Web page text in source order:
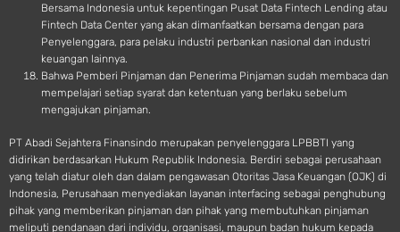
Bersama Indonesia untuk kepentingan Pusat Data Fintech Lending atau
Fintech Data Center yang akan dimanfaatkan bersama dengan para
Penyelenggara, para pelaku industri perbankan nasional dan industri
keuangan lainnya.
Bahwa Pemberi Pinjaman dan Penerima Pinjaman sudah membaca dan
mempelajari setiap syarat dan ketentuan yang berlaku sebelum
mengajukan pinjaman.
PT Abadi Sejahtera Finansindo merupakan penyelenggara LPBBTI yang
didirikan berdasarkan Hukum Republik Indonesia. Berdiri sebagai perusahaan
yang telah diatur oleh dan dalam pengawasan Otoritas Jasa Keuangan (OJK) di
Indonesia, Perusahaan menyediakan layanan interfacing sebagai penghubung
pihak yang memberikan pinjaman dan pihak yang membutuhkan pinjaman
meliputi pendanaan dari individu, organisasi, maupun badan hukum kepada